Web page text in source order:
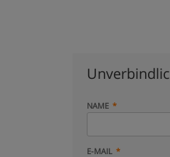
NAME
E-MAIL